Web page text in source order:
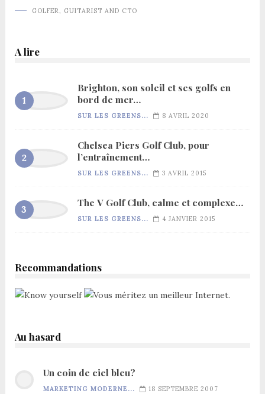
GOLFER, GUITARIST AND CTO
A lire
Brighton, son soleil et ses golfs en
bord de mer…
SUR LES GREENS... 8 AVRIL 2020
Chelsea Piers Golf Club, pour
l’entraînement…
SUR LES GREENS... 3 AVRIL 2015
The V Golf Club, calme et complexe…
SUR LES GREENS... 4 JANVIER 2015
Recommandations
Au hasard
Un coin de ciel bleu?
MARKETING MODERNE... 18 SEPTEMBRE 2007